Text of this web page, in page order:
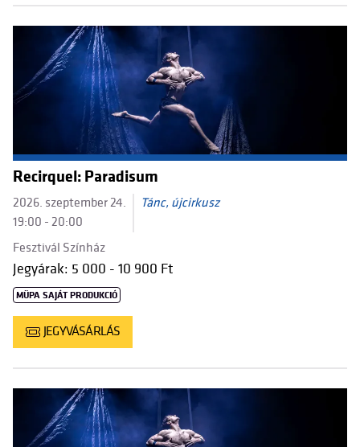
Recirquel: Paradisum
2026. szeptember 24.
19:00 - 20:00
Tánc, újcirkusz
Fesztivál Színház
Jegyárak: 5 000 - 10 900 Ft
MÜPA SAJÁT PRODUKCIÓ
JEGYVÁSÁRLÁS